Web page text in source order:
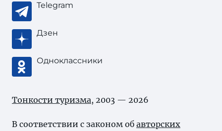
Telegram
Дзен
Одноклассники
Тонкости туризма, 2003 — 2026
В соответствии с законом об авторских